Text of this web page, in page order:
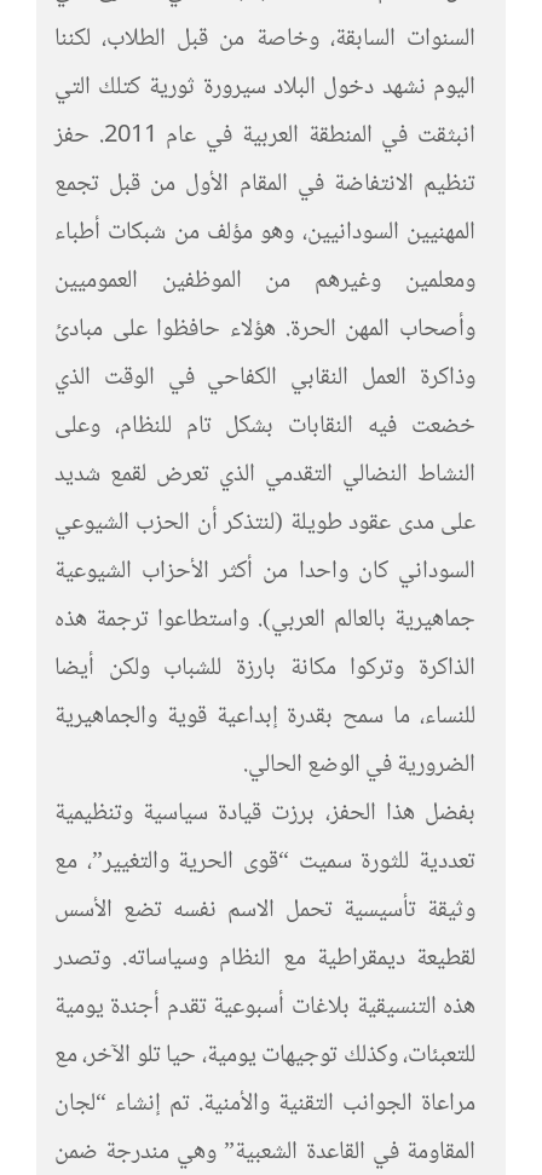
السنوات السابقة، وخاصة من قبل الطلاب، لكننا
اليوم نشهد دخول البلاد سيرورة ثورية كتلك التي
انبثقت في المنطقة العربية في عام 2011. حفز
تنظيم الانتفاضة في المقام الأول من قبل تجمع
المهنيين السودانيين، وهو مؤلف من شبكات أطباء
ومعلمين وغيرهم من الموظفين العموميين
وأصحاب المهن الحرة. هؤلاء حافظوا على مبادئ
وذاكرة العمل النقابي الكفاحي في الوقت الذي
خضعت فيه النقابات بشكل تام للنظام، وعلى
النشاط النضالي التقدمي الذي تعرض لقمع شديد
على مدى عقود طويلة (لنتذكر أن الحزب الشيوعي
السوداني كان واحدا من أكثر الأحزاب الشيوعية
جماهيرية بالعالم العربي). واستطاعوا ترجمة هذه
الذاكرة وتركوا مكانة بارزة للشباب ولكن أيضا
للنساء، ما سمح بقدرة إبداعية قوية والجماهيرية
الضرورية في الوضع الحالي.
بفضل هذا الحفز، برزت قيادة سياسية وتنظيمية
تعددية للثورة سميت “قوى الحرية والتغيير”، مع
وثيقة تأسيسية تحمل الاسم نفسه تضع الأسس
لقطيعة ديمقراطية مع النظام وسياساته. وتصدر
هذه التنسيقية بلاغات أسبوعية تقدم أجندة يومية
للتعبئات، وكذلك توجيهات يومية، حيا تلو الآخر، مع
مراعاة الجوانب التقنية والأمنية. تم إنشاء “لجان
المقاومة في القاعدة الشعبية” وهي مندرجة ضمن